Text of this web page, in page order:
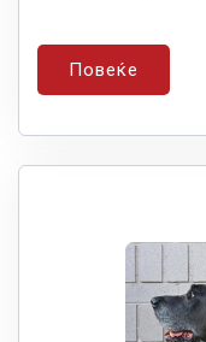
Повеќе